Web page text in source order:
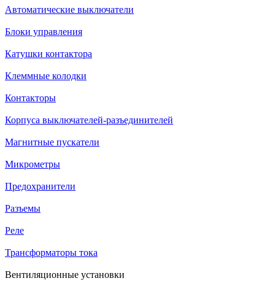
Автоматические выключатели
Блоки управления
Катушки контактора
Клеммные колодки
Контакторы
Корпуса выключателей-разъединителей
Магнитные пускатели
Микрометры
Предохранители
Разъемы
Реле
Трансформаторы тока
Вентиляционные установки